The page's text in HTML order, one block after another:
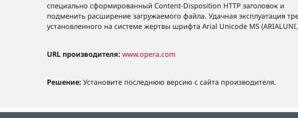
специально сформированный Content-Disposition HTTP заголовок и
подменить расширение загружаемого файла. Удачная эксплуатация
установленного на системе жертвы шрифта Arial Unicode MS
URL производителя: www.opera.com
Решение: Установите последнюю версию с сайта производителя.